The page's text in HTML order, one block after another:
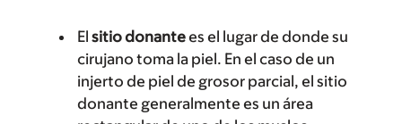
El sitio donantees el lugar de donde su
cirujano toma la piel. En el caso de un
injerto de piel de grosor parcial, el sitio
donante generalmente es un área